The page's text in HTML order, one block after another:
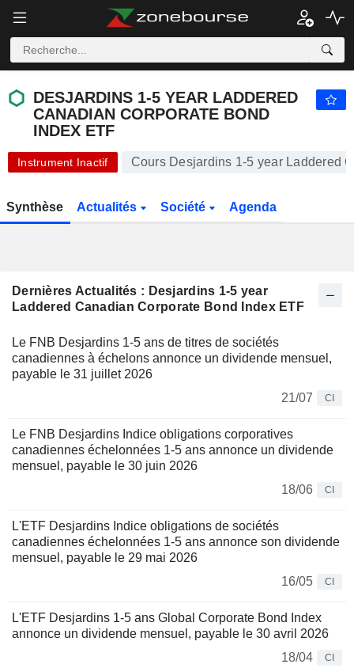
DESJARDINS 1-5 YEAR LADDERED
CANADIAN CORPORATE BOND
INDEX ETF
Instrument Inactif Cours Desjardins 1-5 year Laddered
Synthèse Actualités Société Agenda
Dernières Actualités : Desjardins 1-5 year
Laddered Canadian Corporate Bond Index ETF
Le FNB Desjardins 1-5 ans de titres de sociétés
canadiennes à échelons annonce un dividende mensuel,
payable le 31 juillet 2026
21/07
CI
Le FNB Desjardins Indice obligations corporatives
canadiennes échelonnées 1-5 ans annonce un dividende
mensuel, payable le 30 juin 2026
18/06
CI
L'ETF Desjardins Indice obligations de sociétés
canadiennes échelonnées 1-5 ans annonce son dividende
mensuel, payable le 29 mai 2026
16/05
CI
L'ETF Desjardins 1-5 ans Global Corporate Bond Index
annonce un dividende mensuel, payable le 30 avril 2026
18/04
CI